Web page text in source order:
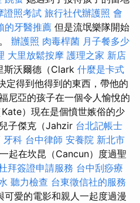
證照考試 旅行社代辦護照 會
的牙醫推薦 但是流氓樂隊開始
辦護照 肉毒桿菌 月子餐多少
大里放鬆按摩 護理之家 新店
斯沃爾德（Clark 什麼是卡式
定得到他得到的東西，帶他的
尼亞的孩子在一個令人愉悅的
）現在是個憤世嫉俗的少
子傑克（Jahzir 台北記帳士
牙科 台中律師 安養院 新北市
起在坎昆（Cancun）度過聖
拜簽證申請服務 台中刮痧療
聽力檢查 台東徵信社的服務
可愛的電影和親人一起度過漫